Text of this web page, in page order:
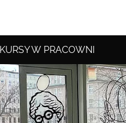
KURSY W PRACOWNI